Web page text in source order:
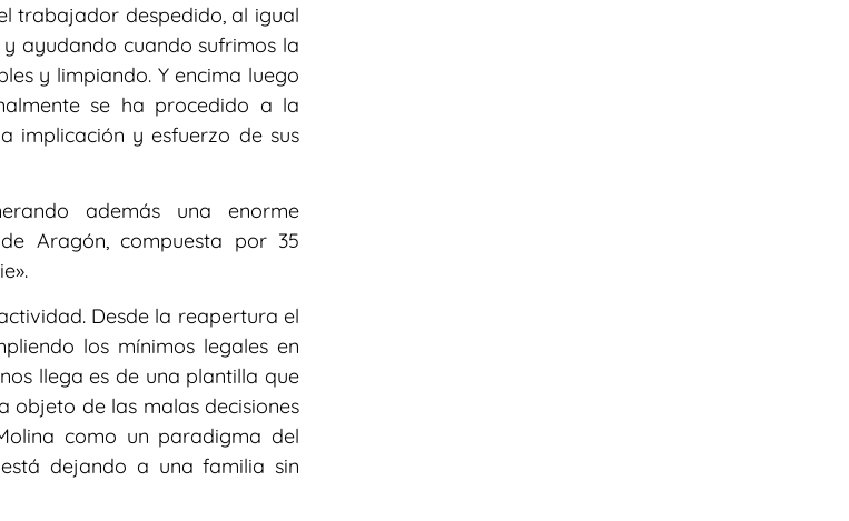
trabajador despedido, al igual
ayudando cuando sufrimos la
y limpiando. Y encima luego
se ha procedido a la
implicación y esfuerzo de sus
además una enorme
Aragón, compuesta por 35
Desde la reapertura el
los mínimos legales en
llega es de una plantilla que
objeto de las malas decisiones
como un paradigma del
dejando a una familia sin